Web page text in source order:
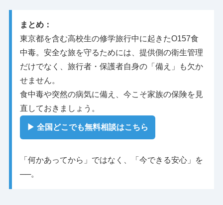
まとめ：
東京都を含む高校生の修学旅行中に起きたO157食
中毒。安全な旅を守るためには、提供側の衛生管理
だけでなく、旅行者・保護者自身の「備え」も欠か
せません。
食中毒や突然の病気に備え、今こそ家族の保険を見
直しておきましょう。
▶ 全国どこでも無料相談はこちら
「何かあってから」ではなく、「今できる安心」を
──。